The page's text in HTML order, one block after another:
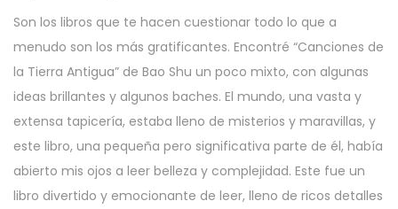
Son los libros que te hacen cuestionar todo lo que a
menudo son los más gratificantes. Encontré “Canciones de
la Tierra Antigua” de Bao Shu un poco mixto, con algunas
ideas brillantes y algunos baches. El mundo, una vasta y
extensa tapicería, estaba lleno de misterios y maravillas, y
este libro, una pequeña pero significativa parte de él, había
abierto mis ojos a leer belleza y complejidad. Este fue un
libro divertido y emocionante de leer, lleno de ricos detalles